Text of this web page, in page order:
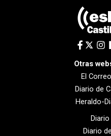
Otras
El
Diario de
Heraldo-
Diario